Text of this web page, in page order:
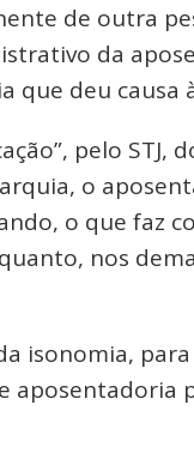
de outra
da
que deu causa
pelo
o
o que faz
nos
isonomia,
aposentadoria